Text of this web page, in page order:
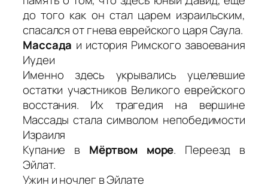
до того как он стал царем израильским,
спасался от гнева еврейского царя Саула.
Массада и история Римского завоевания
Иудеи
Именно здесь укрывались уцелевшие
остатки участников Великого еврейского
восстания. Их трагедия на вершине
Массады стала символом непобедимости
Израиля
Купание в Мёртвом море. Переезд в
Эйлат.
Ужин и ночлег в Эйлате